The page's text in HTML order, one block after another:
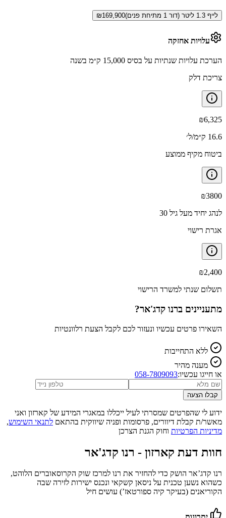
לייף 1.3 ליטר (דור 1 מתיחת פנים) ₪169,900
עלויות אחזקה
הערכת עלויות שנתיות על בסיס 15,000 ק״מ בשנה
צריכת דלק
₪6,325
16.6 ק״מ/ל׳
ביטוח מקיף ממוצע
₪3800
לנהג יחיד מעל גיל 30
אגרת רישוי
₪2,400
תשלום שנתי למשרד הרישוי
מתעניינים ברנו קדג'אר?
השאירו פרטים עכשיו ונעזור לכם לקבל הצעת רלוונטיות
ללא התחייבות
מענה מהיר
או חייגו עכשיו:058-7809093
קבלו הצעה
ידוע לי שהפרטים שמסרתי לעיל ייכללו במאגרי המידע של קארזון ואני
מאשר/ת קבלת דיוורים, פרסומות ופניה שיווקית בהתאם לתנאי השימוש,
מדיניות הפרטיות וחוק הגנת הצרכן
חוות דעת קארזון - רנו קדג'אר
רנו קדג’אר הושק כדי להחזיר את רנו למרכז שוק הקרוסאוברים הלוהט,
כשהוא נשען טכנית על ניסאן קשקאי ונכנס ישירות לזירה שבה
הקוריאנים (בעיקר קיה ספורטאז’) עושים חיל